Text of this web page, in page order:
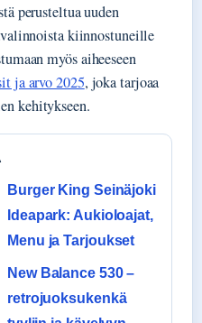
perusteltua uuden
kiinnostuneille
myös aiheeseen
ja arvo 2025, joka tarjoaa
kehitykseen.
Burger King Seinäjoki
Ideapark: Aukioloajat,
Menu ja Tarjoukset
New Balance 530 –
retrojuoksukenkä